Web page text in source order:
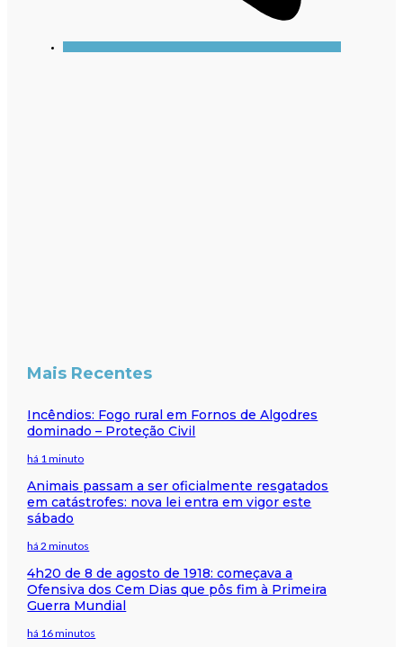
Mais Recentes
Incêndios: Fogo rural em Fornos de Algodres
dominado – Proteção Civil
há 1 minuto
Animais passam a ser oficialmente resgatados
em catástrofes: nova lei entra em vigor este
sábado
há 2 minutos
4h20 de 8 de agosto de 1918: começava a
Ofensiva dos Cem Dias que pôs fim à Primeira
Guerra Mundial
há 16 minutos